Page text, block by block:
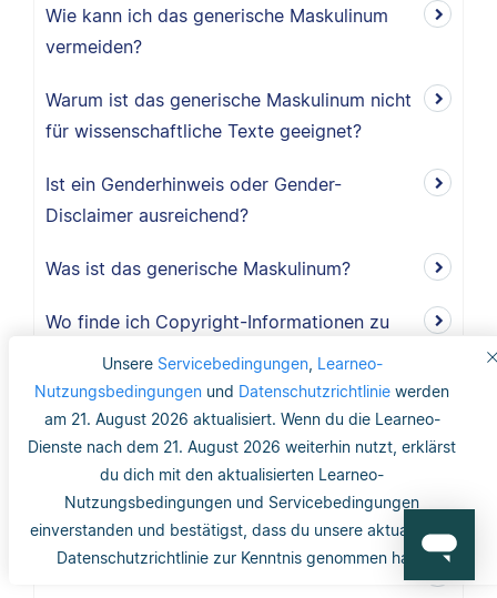
Unsere Servicebedingungen, Learneo-
Nutzungsbedingungen und Datenschutzrichtlinie werden
am 21. August 2026 aktualisiert. Wenn du die Learneo-
Dienste nach dem 21. August 2026 weiterhin nutzt, erklärst
du dich mit den aktualisierten Learneo-
Nutzungsbedingungen und Servicebedingungen
einverstanden und bestätigst, dass du unsere aktualisierte
Datenschutzrichtlinie zur Kenntnis genommen hast.
Wie kann ich das generische Maskulinum
vermeiden?
Warum ist das generische Maskulinum nicht
für wissenschaftliche Texte geeignet?
Ist ein Genderhinweis oder Gender-
Disclaimer ausreichend?
Was ist das generische Maskulinum?
Wo finde ich Copyright-Informationen zu
Abbildungen und Tabellen?
Benötige ich ein Abbildungs- und
Tabellenverzeichnis?
Werden Abbildungen und Tabellen im
Literaturverzeichnis erwähnt?
Wie werden Abbildungen und Tabellen nach